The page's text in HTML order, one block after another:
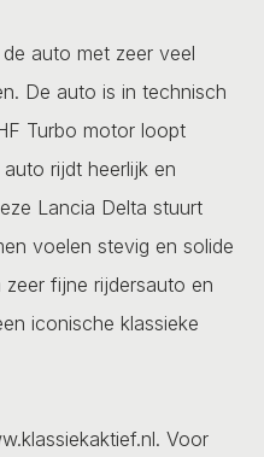
auto met zeer veel
De auto is in technisch
Turbo motor loopt
rijdt heerlijk en
Lancia Delta stuurt
voelen stevig en solide
fijne rijdersauto en
iconische klassieke
Voor